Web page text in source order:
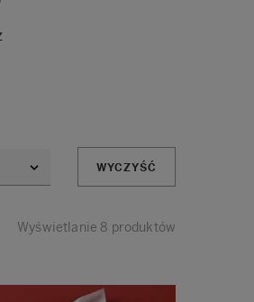
WYCZYŚĆ
Wyświetlanie 8 produktów